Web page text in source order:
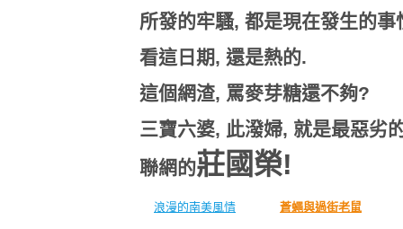
所發的牢騷, 都是現在發生的事
看這日期, 還是熱的.
這個網渣, 罵麥芽糖還不夠?
三寶六婆, 此潑婦, 就是最惡劣
聯網的莊國榮!
浪漫的南美風情 蒼蠅與過街老鼠